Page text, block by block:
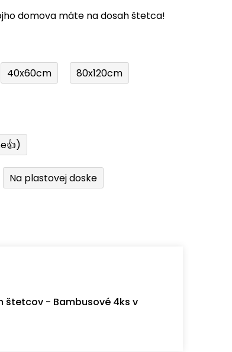
domova máte na dosah štetca!
40x60cm 80x120cm
Na plastovej doske
štetcov - Bambusové 4ks v